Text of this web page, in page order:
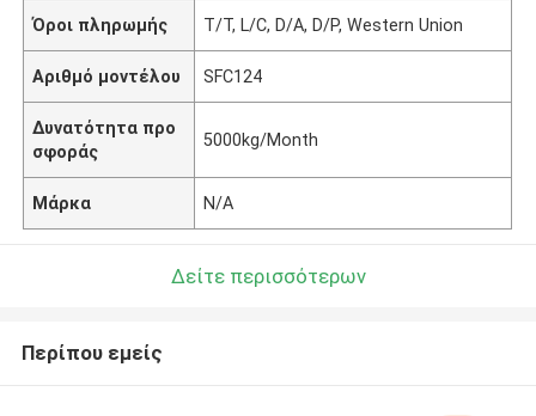
Όροι πληρωμής T/T, L/C, D/A, D/P, Western Union
Αριθμό μοντέλου SFC124
Δυνατότητα προ
σφοράς
5000kg/Month
Μάρκα N/A
Δείτε περισσότερων
Περίπου εμείς